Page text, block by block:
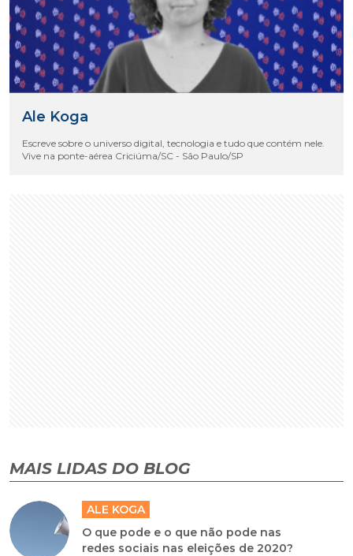
Ale Koga
Escreve sobre o universo digital, tecnologia e tudo que contém nele.
Vive na ponte-aérea Criciúma/SC - São Paulo/SP
MAIS LIDAS DO BLOG
ALE KOGA
O que pode e o que não pode nas
redes sociais nas eleições de 2020?